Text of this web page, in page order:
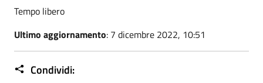
Tempo libero
Ultimo aggiornamento: 7 dicembre 2022, 10:51
Condividi: